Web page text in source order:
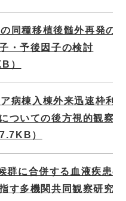
同種移植後髄外再発の
・予後因子の検討
）
病棟入棟外来迅速枠利
ついての後方視的観察
）
群に合併する血液疾患の
す多機関共同観察研究